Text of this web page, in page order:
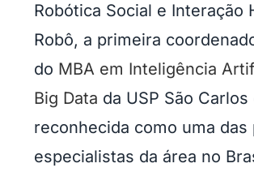
Robótica Social e Interação
Robô, a primeira
do MBA em Inteligência
Big Data da USP São Carlos
reconhecida como uma das
especialistas da área no